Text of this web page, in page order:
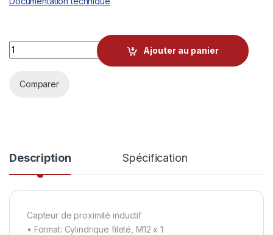
Capteurs inductifs BALLUFF BES 515-356-E5-T-S4
Ajouter au panier
Comparer
Description Spécification
Capteur de proximité inductif
• Format: Cylindrique fileté, M12 x 1